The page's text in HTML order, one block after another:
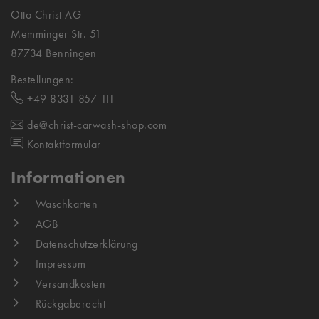
Otto Christ AG
Memminger Str. 51
87734 Benningen
Bestellungen:
+49 8331 857 111
de@christ-carwash-shop.com
Kontaktformular
Informationen
Waschkarten
AGB
Datenschutzerklärung
Impressum
Versandkosten
Rückgaberecht